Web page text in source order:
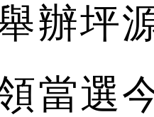
辦坪
當選